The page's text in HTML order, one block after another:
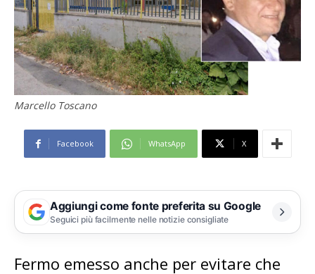
Marcello Toscano
Facebook WhatsApp X
Aggiungi come fonte preferita su Google
Seguici più facilmente nelle notizie consigliate
Fermo emesso anche per evitare che